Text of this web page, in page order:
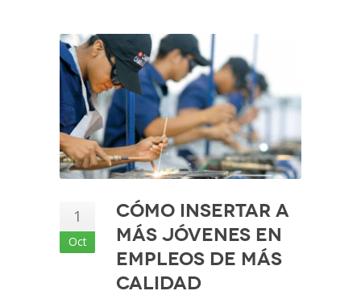
1
Oct
Cómo insertar a
más jóvenes en
empleos de más
calidad